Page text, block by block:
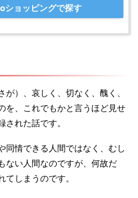
ショッピングで探す
が）、哀しく、切なく、醜く、
を、これでもかと言うほど見せ
された話です。
同情できる人間ではなく、むし
ない人間なのですが、何故だ
てしまうのです。